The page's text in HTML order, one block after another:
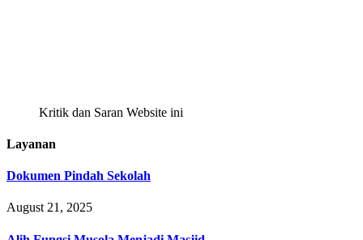
Kritik dan Saran Website ini
Layanan
Dokumen Pindah Sekolah
August 21, 2025